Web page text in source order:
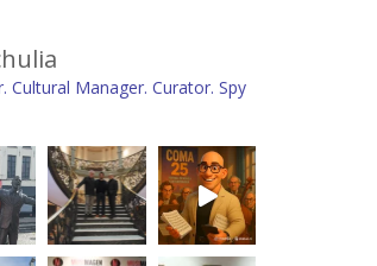
Cultural Manager. Curator. Spy